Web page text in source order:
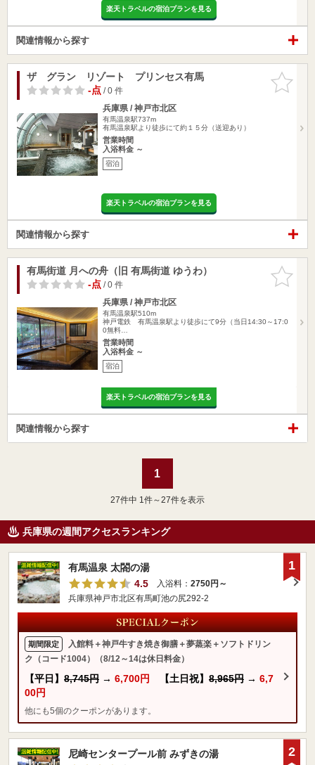
楽天トラベルの宿泊プランを見る
関連情報から探す
お気に入
りに追加
ザ グラン リゾート プリンセス有馬
-点/ 0 件
兵庫県 / 神戸市北区
有馬温泉駅737m
有馬温泉駅より徒歩にて約１５分（送迎あり）
営業時間
入浴料金 ～
宿泊
楽天トラベルの宿泊プランを見る
関連情報から探す
お気に入
りに追加
有馬街道 月への舟（旧 有馬街道 ゆうわ）
-点/ 0 件
兵庫県 / 神戸市北区
有馬温泉駅510m
神戸電鉄 有馬温泉駅より徒歩にて9分（当日14:30～17:0
0無料…
営業時間
入浴料金 ～
宿泊
楽天トラベルの宿泊プランを見る
関連情報から探す
1
27件中 1件～27件を表示
兵庫県の週間アクセスランキング
有馬温泉 太閤の湯
4.5
入浴料： 2750円～
兵庫県神戸市北区有馬町池の尻292-2
期間限定
入館料＋神戸牛すき焼き御膳＋夢蒸楽＋ソフトドリン
ク（コード1004）（8/12～14は休日料金）
【平日】 8,745円 → 6,700円 【土日祝】 8,965円 → 6,7
00円
他にも5個のクーポンがあります。
1
尼崎センタープール前 みずきの湯
2